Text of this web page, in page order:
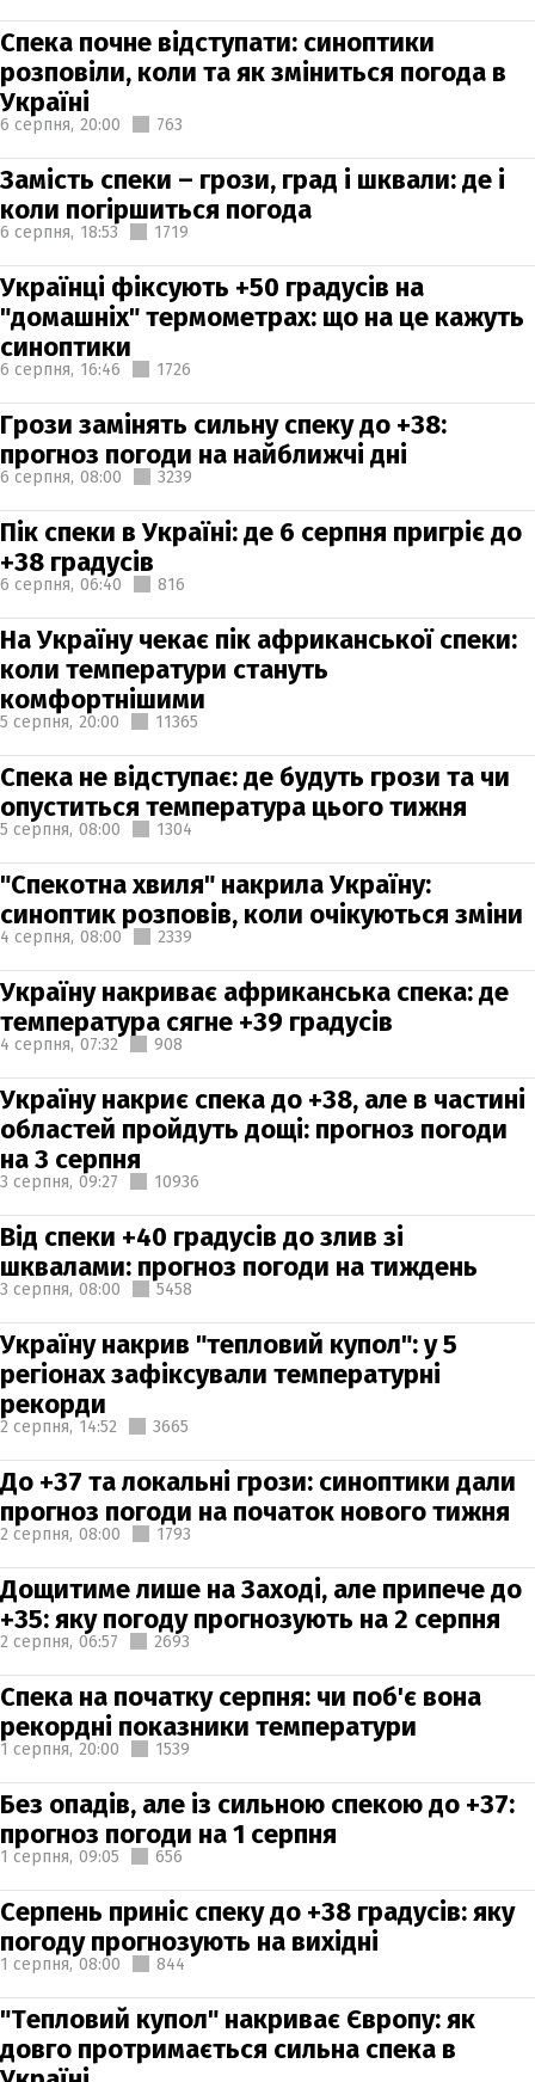
Спека почне відступати: синоптики
розповіли, коли та як зміниться погода в
Україні
6 серпня, 20:00 763
Замість спеки – грози, град і шквали: де і
коли погіршиться погода
6 серпня, 18:53 1719
Українці фіксують +50 градусів на
"домашніх" термометрах: що на це кажуть
синоптики
6 серпня, 16:46 1726
Грози замінять сильну спеку до +38:
прогноз погоди на найближчі дні
6 серпня, 08:00 3239
Пік спеки в Україні: де 6 серпня пригріє до
+38 градусів
6 серпня, 06:40 816
На Україну чекає пік африканської спеки:
коли температури стануть
комфортнішими
5 серпня, 20:00 11365
Спека не відступає: де будуть грози та чи
опуститься температура цього тижня
5 серпня, 08:00 1304
"Спекотна хвиля" накрила Україну:
синоптик розповів, коли очікуються зміни
4 серпня, 08:00 2339
Україну накриває африканська спека: де
температура сягне +39 градусів
4 серпня, 07:32 908
Україну накриє спека до +38, але в частині
областей пройдуть дощі: прогноз погоди
на 3 серпня
3 серпня, 09:27 10936
Від спеки +40 градусів до злив зі
шквалами: прогноз погоди на тиждень
3 серпня, 08:00 5458
Україну накрив "тепловий купол": у 5
регіонах зафіксували температурні
рекорди
2 серпня, 14:52 3665
До +37 та локальні грози: синоптики дали
прогноз погоди на початок нового тижня
2 серпня, 08:00 1793
Дощитиме лише на Заході, але припече до
+35: яку погоду прогнозують на 2 серпня
2 серпня, 06:57 2693
Спека на початку серпня: чи поб'є вона
рекордні показники температури
1 серпня, 20:00 1539
Без опадів, але із сильною спекою до +37:
прогноз погоди на 1 серпня
1 серпня, 09:05 656
Серпень приніс спеку до +38 градусів: яку
погоду прогнозують на вихідні
1 серпня, 08:00 844
"Тепловий купол" накриває Європу: як
довго протримається сильна спека в